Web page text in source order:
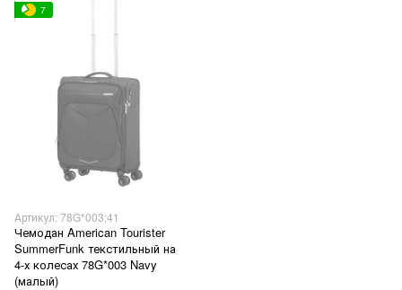
7
Артикул: 78G*003;41
Чемодан American Tourister
SummerFunk текстильный на
4-х колесах 78G*003 Navy
(малый)